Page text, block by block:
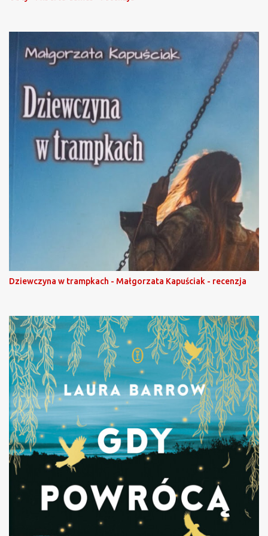
Dziewczyna w trampkach - Małgorzata Kapuściak - recenzja